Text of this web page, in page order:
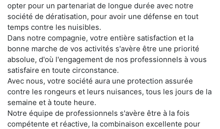
opter pour un partenariat de longue durée avec notre
société de dératisation, pour avoir une défense en tout
temps contre les nuisibles.
Dans notre compagnie, votre entière satisfaction et la
bonne marche de vos activités s'avère être une priorité
absolue, d'où l'engagement de nos professionnels à vous
satisfaire en toute circonstance.
Avec nous, votre société aura une protection assurée
contre les rongeurs et leurs nuisances, tous les jours de la
semaine et à toute heure.
Notre équipe de professionnels s'avère être à la fois
compétente et réactive, la combinaison excellente pour